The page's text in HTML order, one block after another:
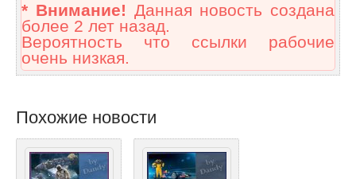
* Внимание! Данная новость создана
более 2 лет назад.
Вероятность что ссылки рабочие
очень низкая.
Похожие новости